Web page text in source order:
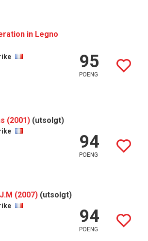
in Legno
95
POENG
(2001) (utsolgt)
94
POENG
(2007) (utsolgt)
94
POENG